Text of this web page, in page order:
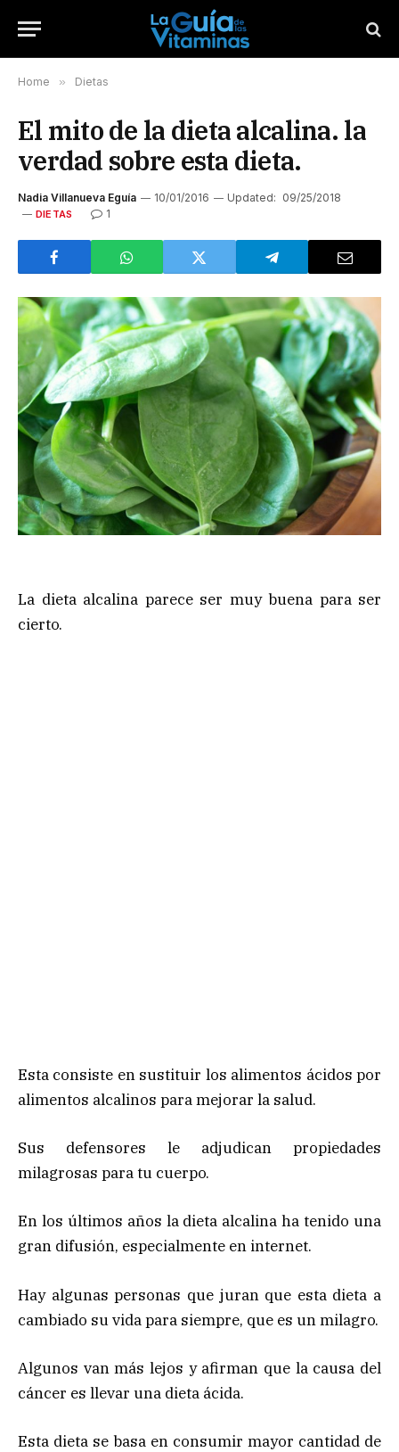
Home » Dietas
El mito de la dieta alcalina. la
verdad sobre esta dieta.
Nadia Villanueva Eguía 10/01/2016 Updated: 09/25/2018
DIETAS 1
La dieta alcalina parece ser muy buena para ser
cierto.
Esta consiste en sustituir los alimentos ácidos por
alimentos alcalinos para mejorar la salud.
Sus defensores le adjudican propiedades
milagrosas para tu cuerpo.
En los últimos años la dieta alcalina ha tenido una
gran difusión, especialmente en internet.
Hay algunas personas que juran que esta dieta a
cambiado su vida para siempre, que es un milagro.
Algunos van más lejos y afirman que la causa del
cáncer es llevar una dieta ácida.
Esta dieta se basa en consumir mayor cantidad de